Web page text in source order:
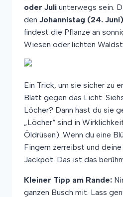
oder Juli unterwegs sein.
den Johannistag (24. Juni)
findest die Pflanze an
Wiesen oder lichten
Ein Trick, um sie sicher zu
Blatt gegen das Licht.
Löcher? Dann hast du sie
„Löcher“ sind in
Öldrüsen). Wenn du eine
Fingern zerreibst und
Jackpot. Das ist das
Kleiner Tipp am Rande:
ganzen Busch mit. Lass